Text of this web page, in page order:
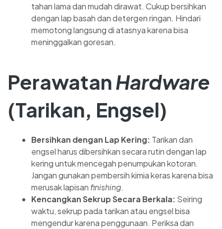
tahan lama dan mudah dirawat. Cukup bersihkan
dengan lap basah dan detergen ringan. Hindari
memotong langsung di atasnya karena bisa
meninggalkan goresan.
PerawatanHardware
(Tarikan, Engsel)
Bersihkan dengan Lap Kering: Tarikan dan
engsel harus dibersihkan secara rutin dengan lap
kering untuk mencegah penumpukan kotoran.
Jangan gunakan pembersih kimia keras karena bisa
merusak lapisan finishing.
Kencangkan Sekrup Secara Berkala: Seiring
waktu, sekrup pada tarikan atau engsel bisa
mengendur karena penggunaan. Periksa dan